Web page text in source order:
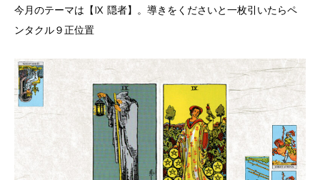
今月のテーマは【Ⅸ 隠者】。導きをくださいと一枚引いたらペ
ンタクル９正位置